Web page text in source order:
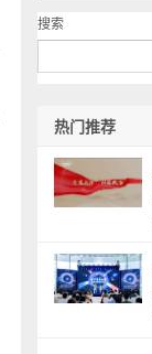
搜索
热门推荐